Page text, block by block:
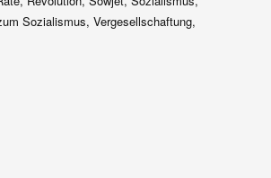
Sozialismus, Vergesellschaftung,